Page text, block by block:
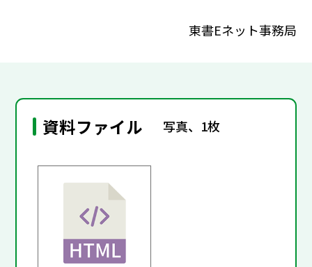
東書Eネット事務局
資料ファイル 写真、1枚